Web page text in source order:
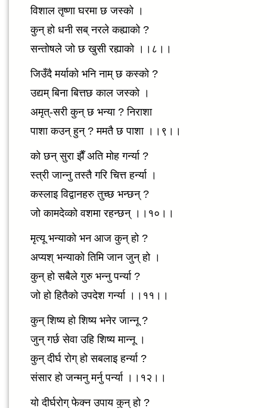
विशाल तृष्णा घरमा छ जस्को ।
कुन् हो धनी सब् नरले कह्याको ?
सन्तोषले जो छ खुसी रह्याको ।।८।।
जिउँदै मर्याको भनि नाम् छ कस्को ?
उद्यम् बिना बित्तछ काल जस्को ।
अमृत्-सरी कुन् छ भन्या ? निराशा
पाशा कउन् हुन् ? ममतै छ पाशा ।।९।।
को छन् सुरा झैँ अति मोह गर्न्या ?
स्त्री जान्नु तस्तै गरि चित्त हर्न्या ।
कस्लाइ विद्वानहरु तुच्छ भन्छन् ?
जो कामदेव्को वशमा रहन्छन् ।।१०।।
मृत्यू भन्याको भन आज कुन् हो ?
अप्यश् भन्याको तिमि जान जुन् हो ।
कुन् हो सबैले गुरु भन्नु पर्न्या ?
जो हो हितैको उपदेश गर्न्या ।।११।।
कुन् शिष्य हो शिष्य भनेर जान्नू ?
जुन् गर्छ सेवा उहि शिष्य मान्नू ।
कुन् दीर्घ रोग् हो सबलाइ हर्न्या ?
संसार हो जन्मनु मर्नु पर्न्या ।।१२।।
यो दीर्घरोग् फेक्न उपाय कुन् हो ?